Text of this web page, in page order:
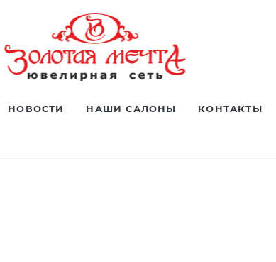
НОВОСТИ НАШИ САЛОНЫ КОНТАКТЫ